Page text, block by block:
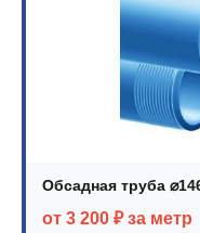
Обсадная труба
от 3 200 ₽ за метр